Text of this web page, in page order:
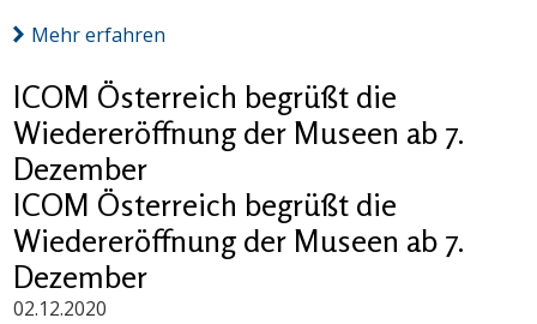
Mehr erfahren
ICOM Österreich begrüßt die
Wiedereröffnung der Museen ab 7.
Dezember
ICOM Österreich begrüßt die
Wiedereröffnung der Museen ab 7.
Dezember
02.12.2020